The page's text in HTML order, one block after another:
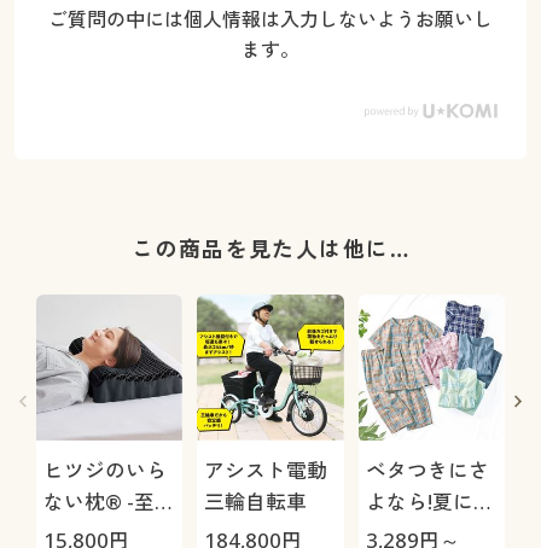
ご質問の中には個人情報は入力しないようお願いし
ます。
この商品を見た人は他に…
ヒツジのいら
ない枕® -至
極-
15,800円
アシスト電動
三輪自転車
184,800円
ベタつきにさ
よなら!夏に心
地いい爽やか
3,289円～